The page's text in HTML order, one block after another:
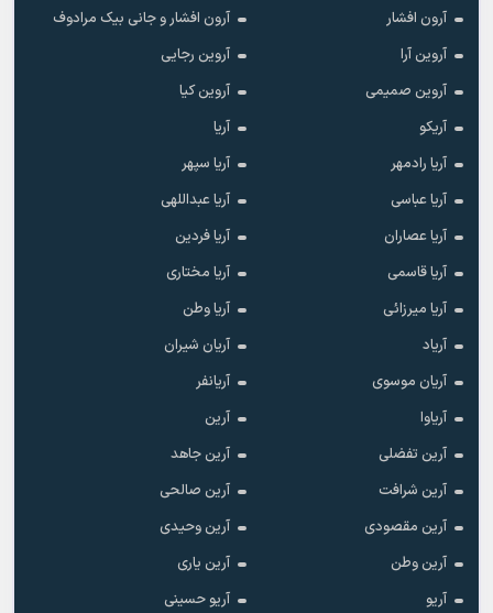
آرون افشار
آرون افشار و جانی بیک مرادوف
آروین آرا
آروین رجایی
آروین صمیمی
آروین کیا
آریکو
آریا
آریا رادمهر
آریا سپهر
آریا عباسی
آریا عبداللهی
آریا عصاران
آریا فردین
آریا قاسمی
آریا مختاری
آریا میرزائی
آریا وطن
آریاد
آریان شیران
آریان موسوی
آریانفر
آریاوا
آرین
آرین تفضلی
آرین جاهد
آرین شرافت
آرین صالحی
آرین مقصودی
آرین وحیدی
آرین وطن
آرین یاری
آریو
آریو حسینی